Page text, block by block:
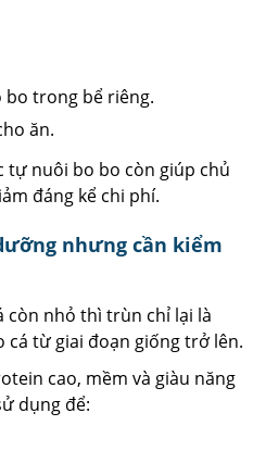
bo trong bể riêng.
ăn.
tự nuôi bo bo còn giúp chủ
đáng kể chi phí.
nhưng cần kiểm
còn nhỏ thì trùn chỉ lại là
từ giai đoạn giống trở lên.
cao, mềm và giàu năng
dụng để: